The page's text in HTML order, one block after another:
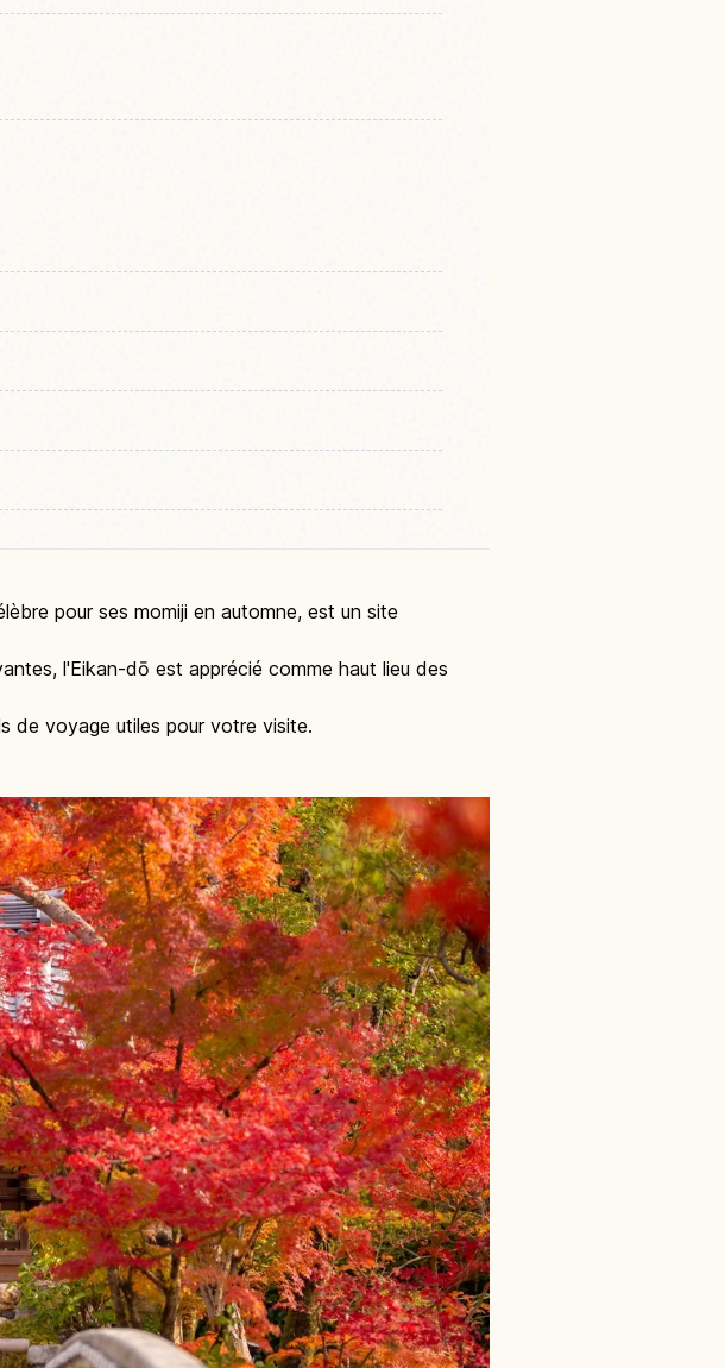
pour ses momiji en automne, est un site
l'Eikan-dō est apprécié comme haut lieu des
de voyage utiles pour votre visite.